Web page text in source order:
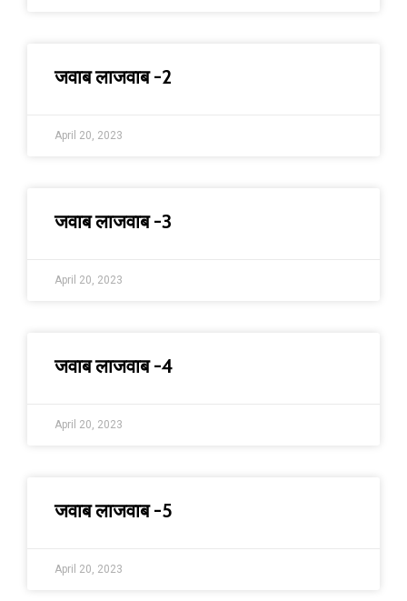
जवाब लाजवाब -2
April 20, 2023
जवाब लाजवाब -3
April 20, 2023
जवाब लाजवाब -4
April 20, 2023
जवाब लाजवाब -5
April 20, 2023